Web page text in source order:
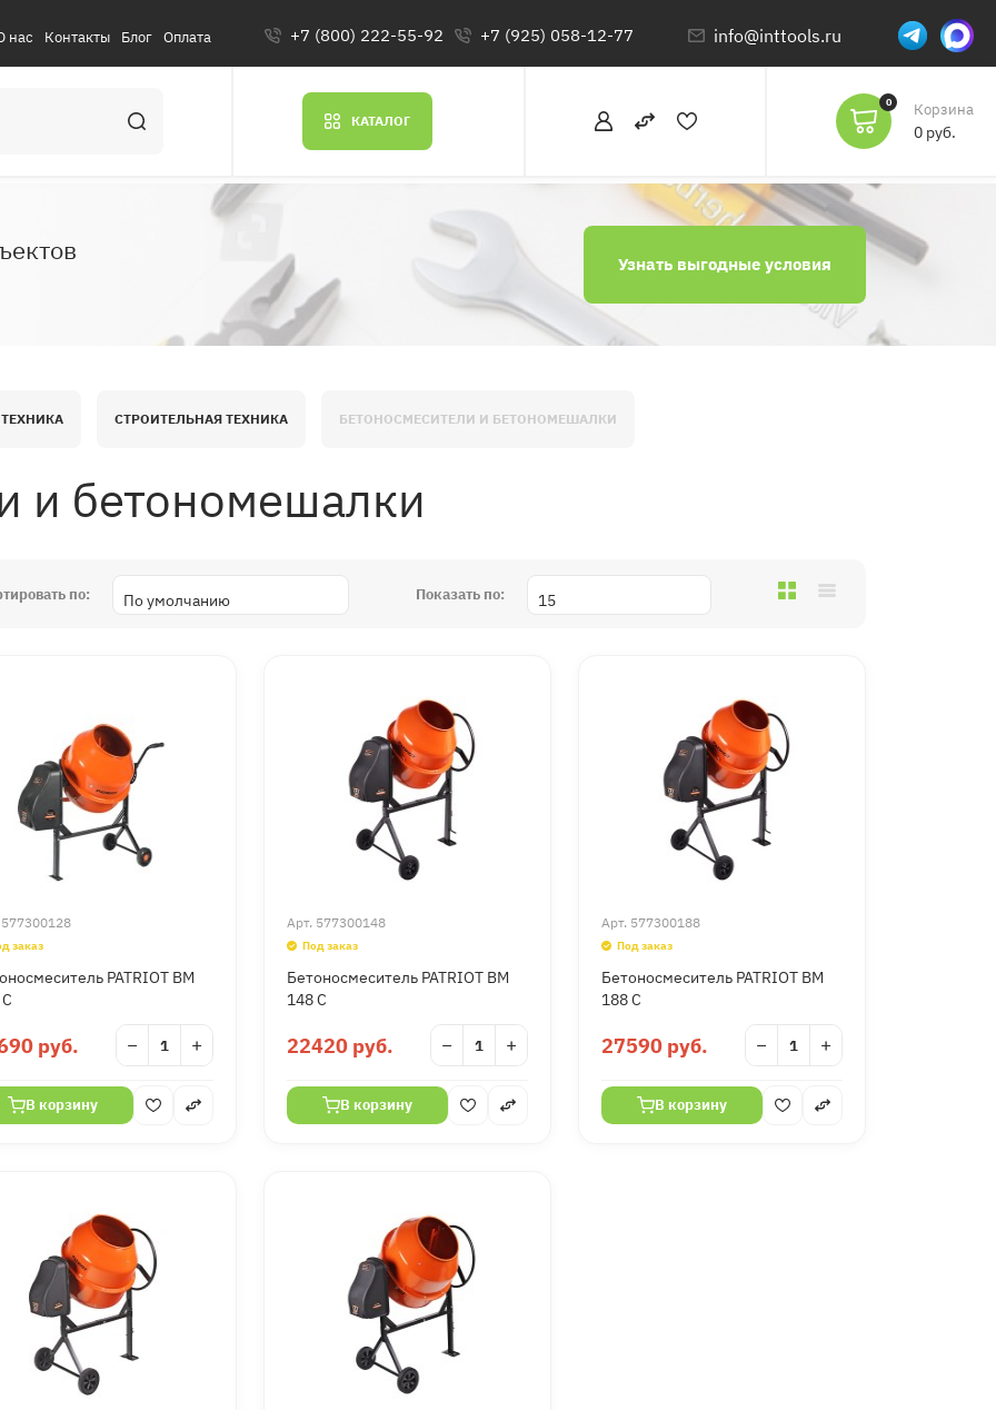
нас Контакты Блог Оплата +7 (800) 222-55-92 +7 (925) 058-12-77 info@inttools.ru
КАТАЛОГ
0 Корзина
0 руб.
Узнать выгодные условия
СТРОИТЕЛЬНАЯ ТЕХНИКА БЕТОНОСМЕСИТЕЛИ И БЕТОНОМЕШАЛКИ
и бетономешалки
по: Показать по:
577300128
заказ
PATRIOT BM
руб. − +
В корзину
Арт. 577300148
Под заказ
Бетоносмеситель PATRIOT BM
148 C
22420 руб. − +
В корзину
Арт. 577300188
Под заказ
Бетоносмеситель PATRIOT BM
188 C
27590 руб. − +
В корзину